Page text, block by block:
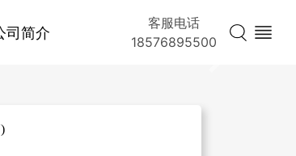
司简介
客服电话
18576895500